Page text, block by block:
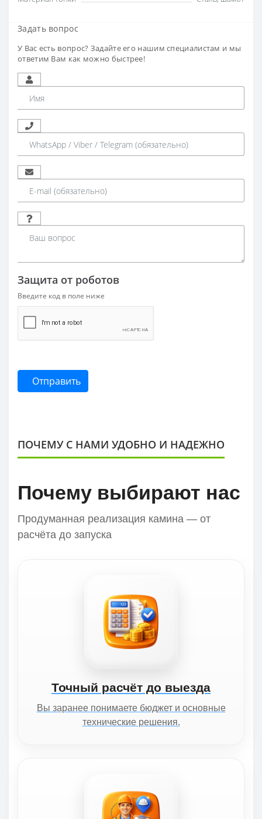
Задать вопрос
У Вас есть вопрос? Задайте его нашим специалистам и мы
ответим Вам как можно быстрее!
Защита от роботов
Введите код в поле ниже
Отправить
ПОЧЕМУ С НАМИ УДОБНО И НАДЕЖНО
Почему выбирают нас
Продуманная реализация камина — от
расчёта до запуска
Точный расчёт до выезда
Вы заранее понимаете бюджет и основные
технические решения.